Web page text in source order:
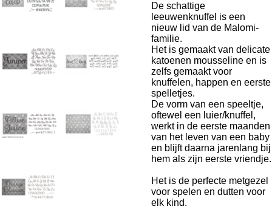
De schattige
leeuwenknuffel is een
nieuw lid van de Malomi-
familie.
Het is gemaakt van delicate
katoenen mousseline en is
zelfs gemaakt voor
knuffelen, happen en eerste
spelletjes.
De vorm van een speeltje,
oftewel een luier/knuffel,
werkt in de eerste maanden
van het leven van een baby
en blijft daarna jarenlang bij
hem als zijn eerste vriendje.
Het is de perfecte metgezel
voor spelen en dutten voor
elk kind.